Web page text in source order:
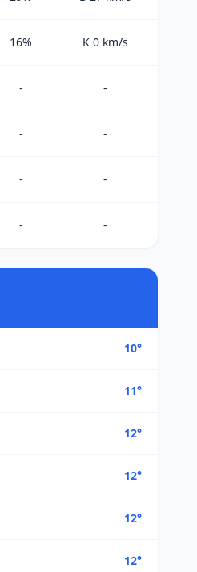
16% K 0 km/s
- -
- -
- -
- -
10°
11°
12°
12°
12°
12°